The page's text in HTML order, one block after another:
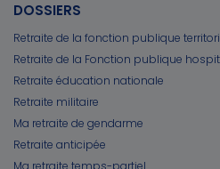
DOSSIERS
Retraite de la fonction publique
Retraite de la Fonction publique
Retraite éducation nationale
Retraite militaire
Ma retraite de gendarme
Retraite anticipée
Ma retraite temps-partiel